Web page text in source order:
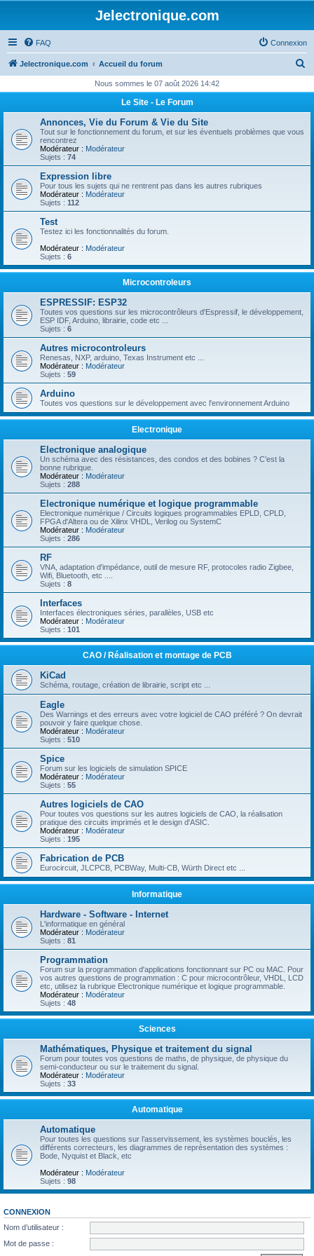
Jelectronique.com
FAQ Connexion
Jelectronique.com Accueil du forum
h
c
r
Nous sommes le 07 août 2026 14:42
Le Site - Le Forum
Annonces, Vie du Forum & Vie du Site
Tout sur le fonctionnement du forum, et sur les éventuels problèmes que vous
rencontrez
Modérateur : Modérateur
Sujets : 74
Expression libre
Pour tous les sujets qui ne rentrent pas dans les autres rubriques
Modérateur : Modérateur
Sujets : 112
Test
Testez ici les fonctionnalités du forum.
Modérateur : Modérateur
Sujets : 6
Microcontroleurs
ESPRESSIF: ESP32
Toutes vos questions sur les microcontrôleurs d'Espressif, le développement,
ESP IDF, Arduino, librairie, code etc ...
Sujets : 6
Autres microcontroleurs
Renesas, NXP, arduino, Texas Instrument etc ...
Modérateur : Modérateur
Sujets : 59
Arduino
Toutes vos questions sur le développement avec l'environnement Arduino
Electronique
Electronique analogique
Un schéma avec des résistances, des condos et des bobines ? C’est la
bonne rubrique.
Modérateur : Modérateur
Sujets : 288
Electronique numérique et logique programmable
Electronique numérique / Circuits logiques programmables EPLD, CPLD,
FPGA d'Altera ou de Xilinx VHDL, Verilog ou SystemC
Modérateur : Modérateur
Sujets : 286
RF
VNA, adaptation d'impédance, outil de mesure RF, protocoles radio Zigbee,
Wifi, Bluetooth, etc ....
Sujets : 8
Interfaces
Interfaces électroniques séries, parallèles, USB etc
Modérateur : Modérateur
Sujets : 101
CAO / Réalisation et montage de PCB
KiCad
Schéma, routage, création de librairie, script etc ...
Eagle
Des Warnings et des erreurs avec votre logiciel de CAO préféré ? On devrait
pouvoir y faire quelque chose.
Modérateur : Modérateur
Sujets : 510
Spice
Forum sur les logiciels de simulation SPICE
Modérateur : Modérateur
Sujets : 55
Autres logiciels de CAO
Pour toutes vos questions sur les autres logiciels de CAO, la réalisation
pratique des circuits imprimés et le design d'ASIC.
Modérateur : Modérateur
Sujets : 195
Fabrication de PCB
Eurocircuit, JLCPCB, PCBWay, Multi-CB, Würth Direct etc ...
Informatique
Hardware - Software - Internet
L'informatique en général
Modérateur : Modérateur
Sujets : 81
Programmation
Forum sur la programmation d'applications fonctionnant sur PC ou MAC. Pour
vos autres questions de programmation : C pour microcontrôleur, VHDL, LCD
etc, utilisez la rubrique Electronique numérique et logique programmable.
Modérateur : Modérateur
Sujets : 48
Sciences
Mathématiques, Physique et traitement du signal
Forum pour toutes vos questions de maths, de physique, de physique du
semi-conducteur ou sur le traitement du signal.
Modérateur : Modérateur
Sujets : 33
Automatique
Automatique
Pour toutes les questions sur l’asservissement, les systèmes bouclés, les
différents correcteurs, les diagrammes de représentation des systèmes :
Bode, Nyquist et Black, etc
Modérateur : Modérateur
Sujets : 98
CONNEXION
Nom d’utilisateur :
Mot de passe :